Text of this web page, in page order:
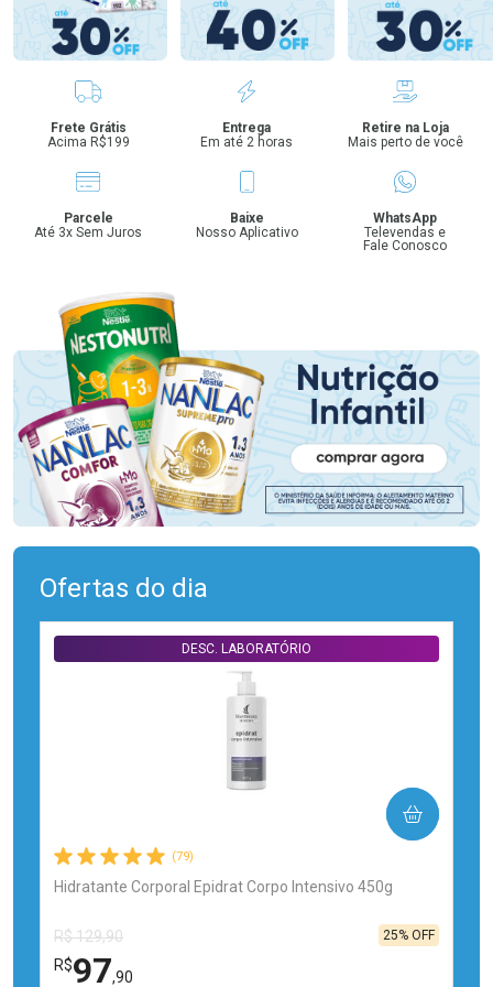
Benefícios
Frete Grátis
Acima R$199
Entrega
Em até 2 horas
Retire na Loja
Mais perto de você
Parcele
Até 3x Sem Juros
Baixe
Nosso Aplicativo
WhatsApp
Televendas e
Fale Conosco
Ofertas do dia
(79)
Hidratante Corporal Epidrat Corpo Intensivo 450g
DESC. LABORATÓRIO
R$ 129,90
R$97,90
25% OFF
COMPRAR